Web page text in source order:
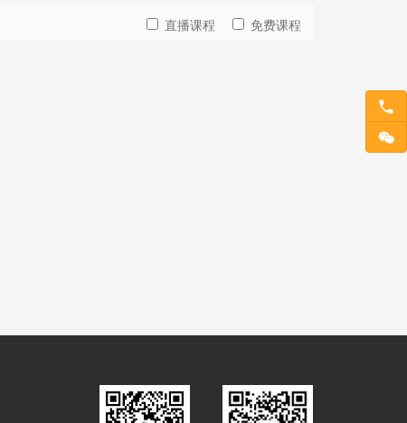
直播课程 免费课程